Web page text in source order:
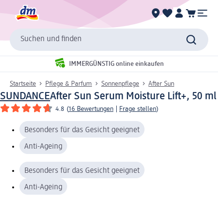
Suchen und finden
IMMERGÜNSTIG online einkaufen
Startseite Pflege & Parfum Sonnenpflege After Sun
SUNDANCEAfter Sun Serum Moisture Lift+, 50 ml
4.8 (16 Bewertungen Frage stellen)
Besonders für das Gesicht geeignet
Anti-Ageing
Besonders für das Gesicht geeignet
Anti-Ageing